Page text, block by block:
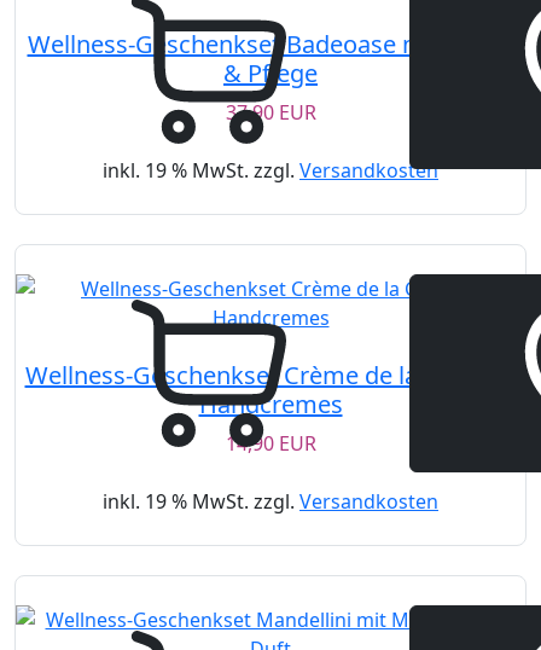
Wellness-Geschenkset Badeoase mit Halter
& Pflege
37,90 EUR
inkl. 19 % MwSt. zzgl. Versandkosten
Wellness-Geschenkset Crème de la Crème –
Handcremes
14,90 EUR
inkl. 19 % MwSt. zzgl. Versandkosten